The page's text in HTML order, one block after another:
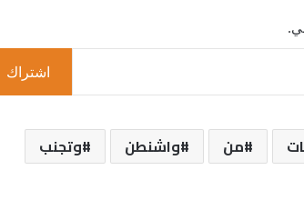
اشتراك
من واشنطن
وتجنب